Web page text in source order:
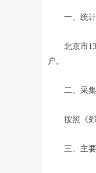
一、统计
北京市13
户。
二、采集
按照《郊
三、主要